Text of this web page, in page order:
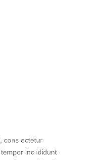
cons ectetur
inc ididunt